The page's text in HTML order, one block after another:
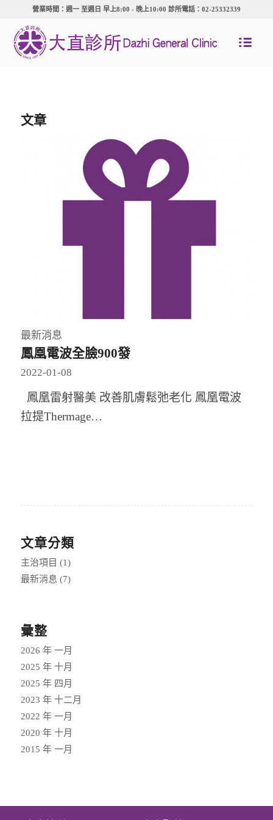
營業時間：週一 至週日 早上8:00 - 晚上10:00 診所電話：02-25332339
文章
最新消息
鳳凰電波全臉900發
2022-01-08
鳳凰雷射醫美 改善肌膚鬆弛老化 鳳凰電波
拉提Thermage…
文章分類
主治項目 (1)
最新消息 (7)
彙整
2026 年 一月
2025 年 十月
2025 年 四月
2023 年 十二月
2022 年 一月
2020 年 十月
2015 年 一月